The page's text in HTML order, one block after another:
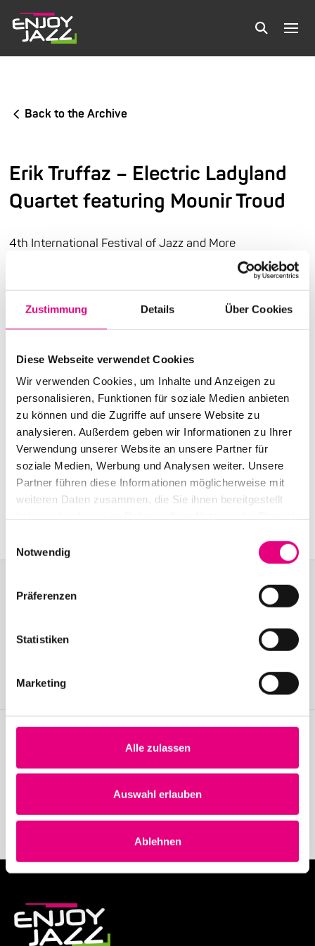
Zustimmung Details Über Cookies
Diese Webseite verwendet Cookies
Wir verwenden Cookies, um Inhalte und Anzeigen zu
personalisieren, Funktionen für soziale Medien anbieten
zu können und die Zugriffe auf unsere Website zu
analysieren. Außerdem geben wir Informationen zu Ihrer
Verwendung unserer Website an unsere Partner für
soziale Medien, Werbung und Analysen weiter. Unsere
Partner führen diese Informationen möglicherweise mit
weiteren Daten zusammen, die Sie ihnen bereitgestellt
Notwendig
Präferenzen
Statistiken
Marketing
Alle zulassen
Auswahl erlauben
Ablehnen
Back to the Archive
Erik Truffaz – Electric Ladyland
Quartet featuring Mounir Troud
4th International Festival of Jazz and More
Start:november9, 2002 – 8:30 p.m.
Doors open: november9, 2002 – 7:30 p.m.
End:november9, 2002 – 10:00 p.m.
Nationality: France
, Tunisia
Old Fire Station Mannheim: Brückenstraße2,
Mannheim
Event Series: ErikTruffaz - Electric Ladyland
Join the Enjoy Jazz and receive exclusive information about the
Become a member
Stay up to date!